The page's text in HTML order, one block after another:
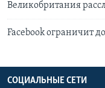
Великобритания
Facebook ограничит
СОЦИАЛЬНЫЕ СЕТИ